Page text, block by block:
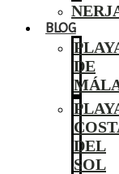
BLOG
DE
DEL
SOL